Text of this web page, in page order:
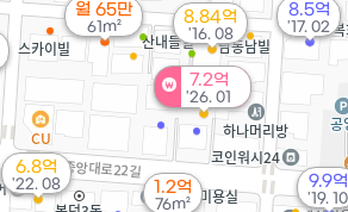
7.2억
'26. 01
월 65만
61m²
1.2억
76m²
6.8억
'22. 08 9.9억
'19. 10
8.5억
'17. 02
8.84억
'16. 08